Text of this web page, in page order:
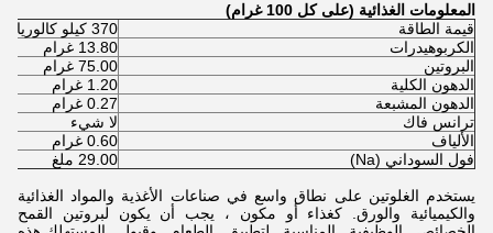
المعلومات الغذائية (على كل 100 غرام)
قيمة الطاقة
370 كيلو كالوريا أو 1548 كيلو جيه
الكربوهيدرات
13.80 غرام
البروتين
75.00 غرام
الدهون الكلية
1.20 غرام
الدهون المشبعة
0.27 غرام
ترانس فاك
لا شيء
الألياف
0.60 غرام
فول السوداني (Na)
29.00 ملغ
يستخدم الغلوتين على نطاق واسع في صناعات الأغذية والمواد الغذائية
والكيميائية والورق. كغذاء أو مكون ، يجب أن يكون لبروتين القمح